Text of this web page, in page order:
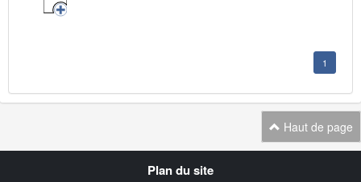
1
Haut de page
Plan du site